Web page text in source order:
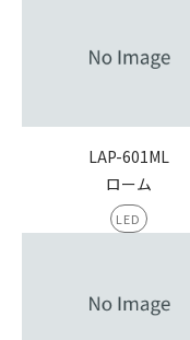
LAP-601ML
ローム
LED